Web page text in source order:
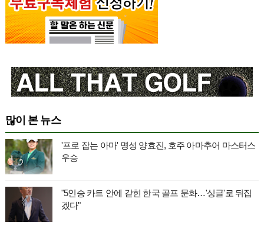
많이 본 뉴스
'프로 잡는 아마' 명성 양효진, 호주 아마추어 마스터스
우승
"5인승 카트 안에 갇힌 한국 골프 문화…'싱글'로 뒤집
겠다"